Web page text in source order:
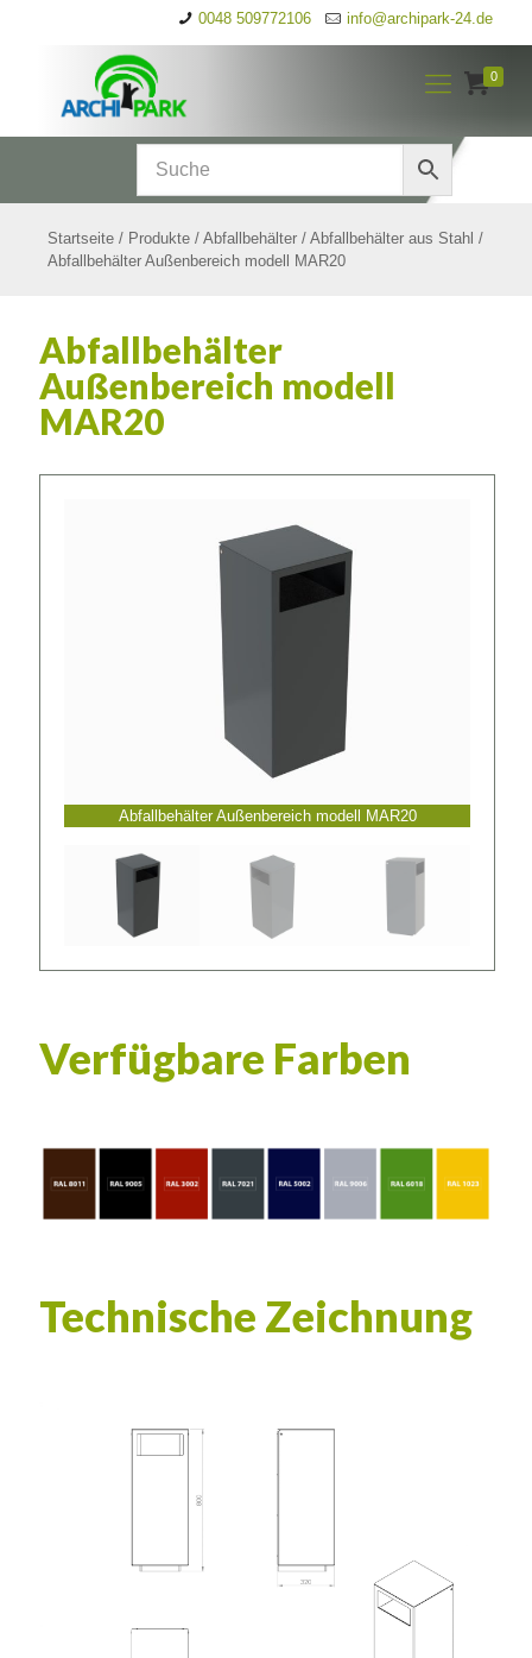
0048 509772106 info@archipark-24.de
0
Startseite / Produkte / Abfallbehälter / Abfallbehälter aus Stahl /
Abfallbehälter Außenbereich modell MAR20
Abfallbehälter
Außenbereich modell
MAR20
Abfallbehälter Außenbereich modell MAR20
Verfügbare Farben
Technische Zeichnung